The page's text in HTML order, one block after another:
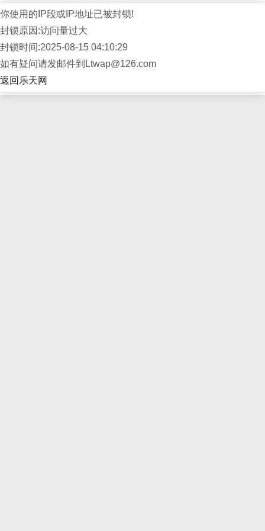
你使用的IP段或IP地址已被封锁!
封锁原因:访问量过大
封锁时间:2025-08-15 04:10:29
如有疑问请发邮件到Ltwap@126.com
返回乐天网